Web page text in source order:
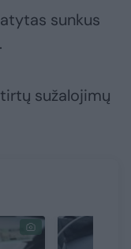
sunkus
sužalojimų